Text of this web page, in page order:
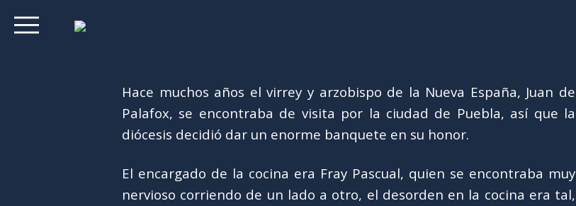
Hace muchos años el virrey y arzobispo de la Nueva España, Juan de
Palafox, se encontraba de visita por la ciudad de Puebla, así que la
diócesis decidió dar un enorme banquete en su honor.
El encargado de la cocina era Fray Pascual, quien se encontraba muy
nervioso corriendo de un lado a otro, el desorden en la cocina era tal,